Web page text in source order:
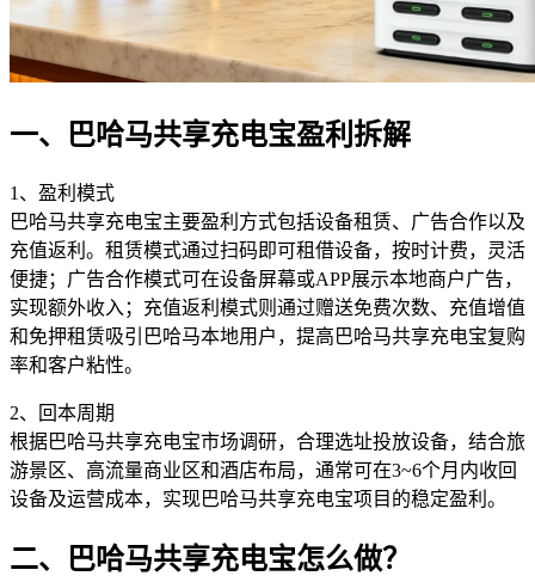
一、巴哈马共享充电宝盈利拆解
1、盈利模式
巴哈马共享充电宝主要盈利方式包括设备租赁、广告合作以及
充值返利。租赁模式通过扫码即可租借设备，按时计费，灵活
便捷；广告合作模式可在设备屏幕或APP展示本地商户广告，
实现额外收入；充值返利模式则通过赠送免费次数、充值增值
和免押租赁吸引巴哈马本地用户，提高巴哈马共享充电宝复购
率和客户粘性。
2、回本周期
根据巴哈马共享充电宝市场调研，合理选址投放设备，结合旅
游景区、高流量商业区和酒店布局，通常可在3~6个月内收回
设备及运营成本，实现巴哈马共享充电宝项目的稳定盈利。
二、巴哈马共享充电宝怎么做？